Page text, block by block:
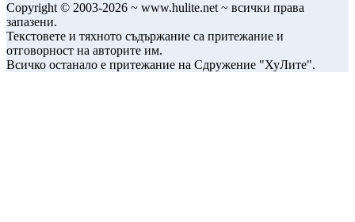
Copyright © 2003-2026 ~ www.hulite.net ~ всички права
запазени.
Текстовете и тяхното съдържание са притежание и
отговорност на авторите им.
Всичко останало е притежание на Сдружение "ХуЛите".